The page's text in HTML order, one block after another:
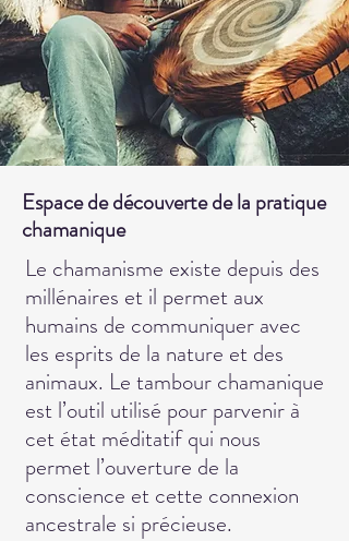
Espace de découverte de la pratique
chamanique
Le chamanisme existe depuis des
millénaires et il permet aux
humains de communiquer avec
les esprits de la nature et des
animaux. Le tambour chamanique
est l’outil utilisé pour parvenir à
cet état méditatif qui nous
permet l’ouverture de la
conscience et cette connexion
ancestrale si précieuse.